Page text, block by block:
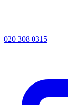
020 308 0315